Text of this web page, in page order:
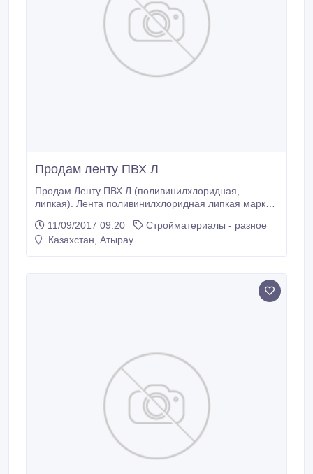
Продам ленту ПВХ Л
Продам Ленту ПВХ Л (поливинилхлоридная,
липкая). Лента поливинилхлоридная липкая марки
металлических труб от коррозии..
11/09/2017 09:20
Стройматериалы - разное
Казахстан, Атырау